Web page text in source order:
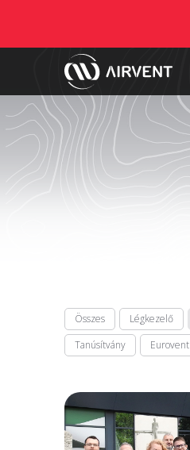
Összes Légkezelő
Tanúsítvány
Eurovent